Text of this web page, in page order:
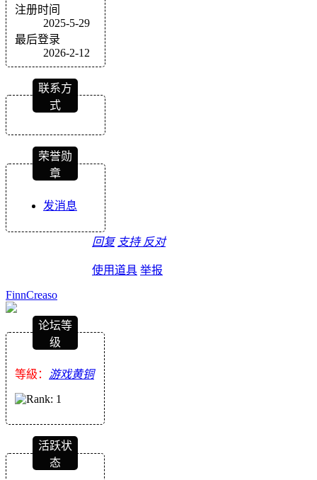
注册时间
2025-5-29
最后登录
2026-2-12
联系方
式
荣誉勋
章
发消息
回复 支持 反对
使用道具 举报
FinnCreaso
论坛等
级
等級： 游戏黄铜
活跃状
态